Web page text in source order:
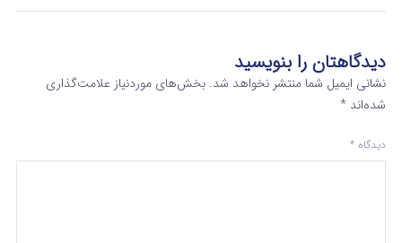
دیدگاهتان را بنویسید
نشانی ایمیل شما منتشر نخواهد شد. بخش‌های موردنیاز علامت‌گذاری
شده‌اند *
دیدگاه *